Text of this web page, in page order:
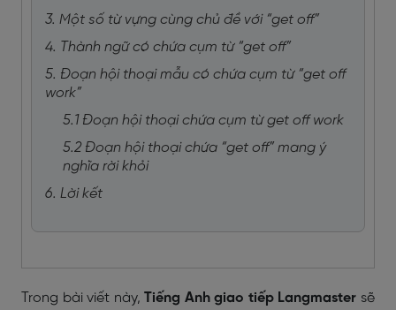
3. Một số từ vựng cùng chủ đề với “get off”
4. Thành ngữ có chứa cụm từ “get off”
5. Đoạn hội thoại mẫu có chứa cụm từ “get off
work”
5.1 Đoạn hội thoại chứa cụm từ get off work
5.2 Đoạn hội thoại chứa “get off” mang ý
nghĩa rời khỏi
6. Lời kết
Trong bài viết này,Tiếng Anh giao tiếp Langmaster sẽ